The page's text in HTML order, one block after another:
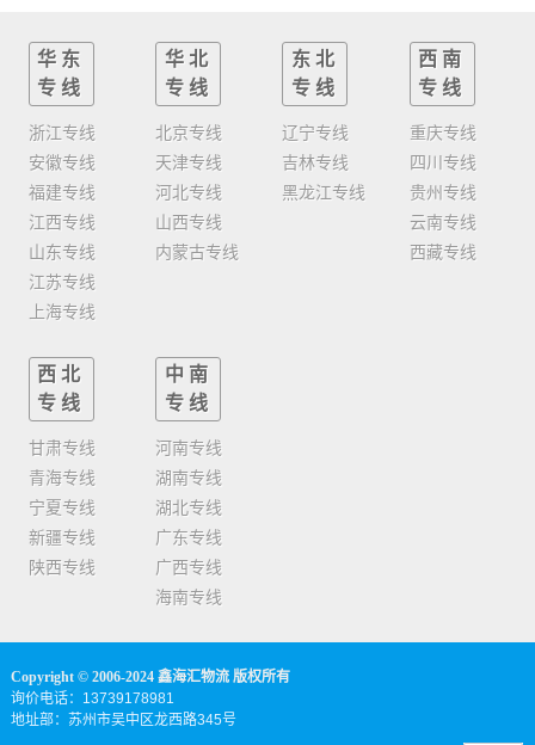
华东
专线
浙江专线
安徽专线
福建专线
江西专线
山东专线
江苏专线
上海专线
华北
专线
北京专线
天津专线
河北专线
山西专线
内蒙古专线
东北
专线
辽宁专线
吉林专线
黑龙江专线
西南
专线
重庆专线
四川专线
贵州专线
云南专线
西藏专线
西北
专线
甘肃专线
青海专线
宁夏专线
新疆专线
陕西专线
中南
专线
河南专线
湖南专线
湖北专线
广东专线
广西专线
海南专线
Copyright © 2006-2024 鑫海汇物流 版权所有
询价电话：13739178981
地址部：苏州市吴中区龙西路345号